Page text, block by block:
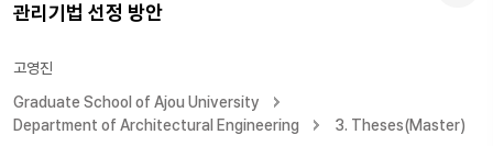
관리기법 선정 방안
고영진
Graduate School of Ajou University
Department of Architectural Engineering
3. Theses(Master)